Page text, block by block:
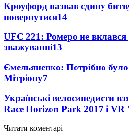
Кроуфорд назвав єдину
повернутися14
UFC 221: Ромеро не вклався
зважуванні13
Ємельяненко: Потрібно
Мітріону7
Українські велосипедисти
Race Horizon Park 2017 і VR
Читати коментарі